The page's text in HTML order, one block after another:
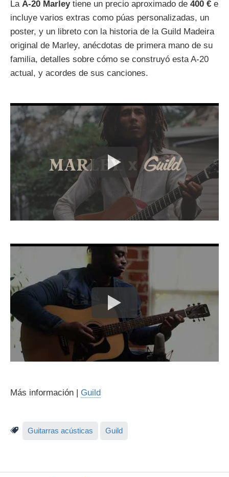
La A-20 Marleytiene un precio aproximado de 400 € e
incluye varios extras como púas personalizadas, un
poster, y un libreto con la historia de la Guild Madeira
original de Marley, anécdotas de primera mano de su
familia, detalles sobre cómo se construyó esta A-20
actual, y acordes de sus canciones.
Más información | Guild
Guitarras acústicas Guild